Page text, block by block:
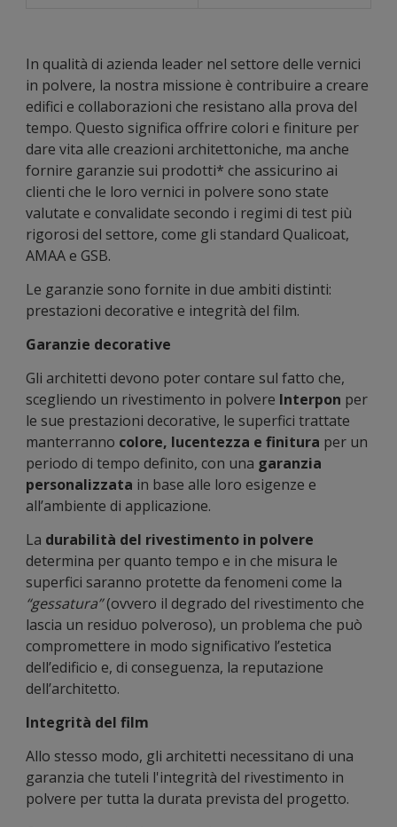
In qualità di azienda leader nel settore delle vernici
in polvere, la nostra missione è contribuire a creare
edifici e collaborazioni che resistano alla prova del
tempo. Questo significa offrire colori e finiture per
dare vita alle creazioni architettoniche, ma anche
fornire garanzie sui prodotti* che assicurino ai
clienti che le loro vernici in polvere sono state
valutate e convalidate secondo i regimi di test più
rigorosi del settore, come gli standard Qualicoat,
AMAA e GSB.
Le garanzie sono fornite in due ambiti distinti:
prestazioni decorative e integrità del film.
Garanzie decorative
Gli architetti devono poter contare sul fatto che,
scegliendo un rivestimento in polvere Interpon per
le sue prestazioni decorative, le superfici trattate
manterranno colore, lucentezza e finitura per un
periodo di tempo definito, con una garanzia
personalizzata in base alle loro esigenze e
all’ambiente di applicazione.
La durabilità del rivestimento in polvere
determina per quanto tempo e in che misura le
superfici saranno protette da fenomeni come la
“gessatura”(ovvero il degrado del rivestimento che
lascia un residuo polveroso), un problema che può
compromettere in modo significativo l’estetica
dell’edificio e, di conseguenza, la reputazione
dell’architetto.
Integrità del film
Allo stesso modo, gli architetti necessitano di una
garanzia che tuteli l'integrità del rivestimento in
polvere per tutta la durata prevista del progetto.